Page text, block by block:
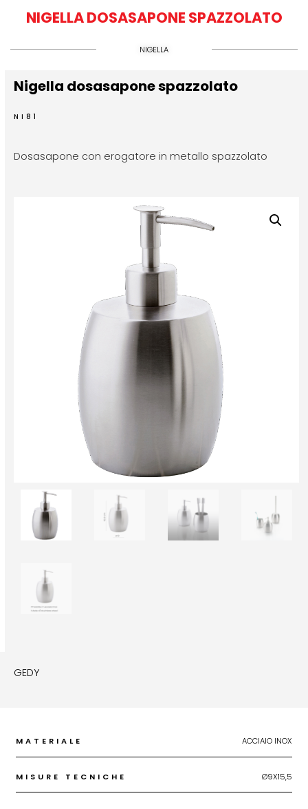
NIGELLA DOSASAPONE SPAZZOLATO
NIGELLA
Nigella dosasapone spazzolato
NI81
Dosasapone con erogatore in metallo spazzolato
GEDY
MATERIALE ACCIAIO INOX
MISURE TECNICHE Ø9X15,5